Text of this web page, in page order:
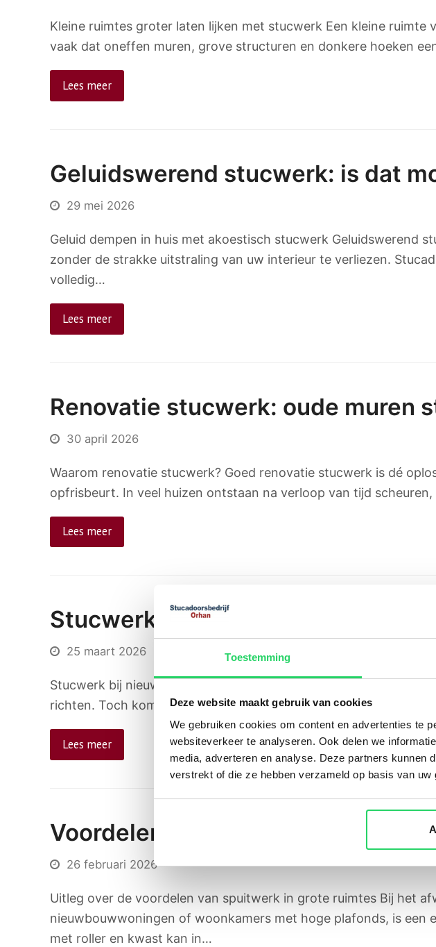
Toestemming
Deze website maakt gebruik van cookies
We gebruiken cookies om content en advertenties te
websiteverkeer te analyseren. Ook delen we
media, adverteren en analyse. Deze partners kunnen
verstrekt of die ze hebben verzameld op basis van
Kleine ruimtes groter laten lijken met stucwerk Een kleine
vaak dat oneffen muren, grove structuren en donkere hoeken
Lees meer
Geluidswerend stucwerk: is dat
29 mei 2026
Geluid dempen in huis met akoestisch stucwerk Geluidswerend
zonder de strakke uitstraling van uw interieur te verliezen.
volledig…
Lees meer
Renovatie stucwerk: oude muren
30 april 2026
Waarom renovatie stucwerk? Goed renovatie stucwerk is dé
opfrisbeurt. In veel huizen ontstaan na verloop van tijd
Lees meer
Stucwerk bij nieuwbouw
25 maart 2026
Stucwerk bij nieuwbouw: waar let u op? Een nieuwbouwwoning
richten. Toch komt er bij de afwerking meer kijken dan veel
Lees meer
Voordelen van spuitwerk in grote
26 februari 2026
Uitleg over de voordelen van spuitwerk in grote ruimtes Bij het
nieuwbouwwoningen of woonkamers met hoge plafonds, is
met roller en kwast kan in…